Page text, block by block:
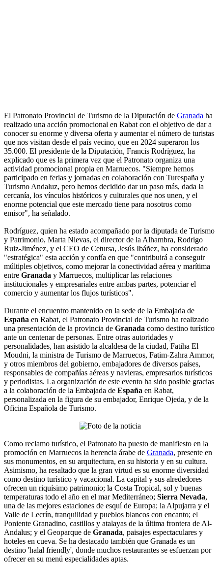
El Patronato Provincial de Turismo de la Diputación de Granada ha
realizado una acción promocional en Rabat con el objetivo de dar a
conocer su enorme y diversa oferta y aumentar el número de turistas
que nos visitan desde el país vecino, que en 2024 superaron los
35.000. El presidente de la Diputación, Francis Rodríguez, ha
explicado que es la primera vez que el Patronato organiza una
actividad promocional propia en Marruecos. "Siempre hemos
participado en ferias y jornadas en colaboración con Turespaña y
Turismo Andaluz, pero hemos decidido dar un paso más, dada la
cercanía, los vínculos históricos y culturales que nos unen, y el
enorme potencial que este mercado tiene para nosotros como
emisor", ha señalado.
Rodríguez, quien ha estado acompañado por la diputada de Turismo
y Patrimonio, Marta Nievas, el director de la Alhambra, Rodrigo
Ruiz-Jiménez, y el CEO de Cetursa, Jesús Ibáñez, ha considerado
"estratégica" esta acción y confía en que "contribuirá a conseguir
múltiples objetivos, como mejorar la conectividad aérea y marítima
entre Granada y Marruecos, multiplicar las relaciones
institucionales y empresariales entre ambas partes, potenciar el
comercio y aumentar los flujos turísticos".
Durante el encuentro mantenido en la sede de la Embajada de
España en Rabat, el Patronato Provincial de Turismo ha realizado
una presentación de la provincia de Granada como destino turístico
ante un centenar de personas. Entre otras autoridades y
personalidades, han asistido la alcaldesa de la ciudad, Fatiha El
Moudni, la ministra de Turismo de Marruecos, Fatim-Zahra Ammor,
y otros miembros del gobierno, embajadores de diversos países,
responsables de compañías aéreas y navieras, empresarios turísticos
y periodistas. La organización de este evento ha sido posible gracias
a la colaboración de la Embajada de España en Rabat,
personalizada en la figura de su embajador, Enrique Ojeda, y de la
Oficina Española de Turismo.
Como reclamo turístico, el Patronato ha puesto de manifiesto en la
promoción en Marruecos la herencia árabe de Granada, presente en
sus monumentos, en su arquitectura, en su historia y en su cultura.
Asimismo, ha resaltado que la gran virtud es su enorme diversidad
como destino turístico y vacacional. La capital y sus alrededores
ofrecen un riquísimo patrimonio; la Costa Tropical, sol y buenas
temperaturas todo el año en el mar Mediterráneo; Sierra Nevada,
una de las mejores estaciones de esquí de Europa; la Alpujarra y el
Valle de Lecrín, tranquilidad y pueblos blancos con encanto; el
Poniente Granadino, castillos y atalayas de la última frontera de Al-
Andalus; y el Geoparque de Granada, paisajes espectaculares y
hoteles en cueva. Se ha destacado también que Granada es un
destino 'halal friendly', donde muchos restaurantes se esfuerzan por
ofrecer en su menú especialidades aptas.